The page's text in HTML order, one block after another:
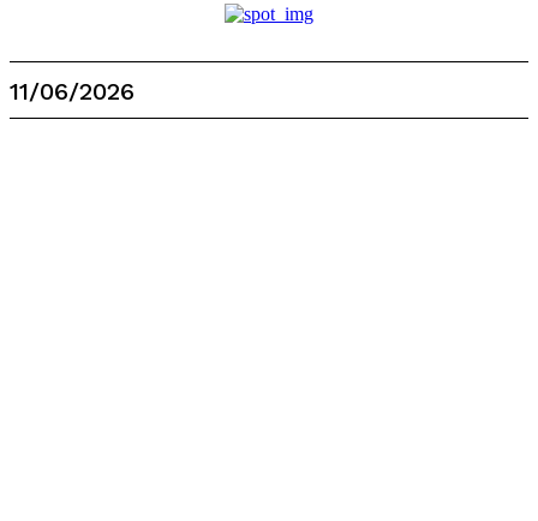
11/06/2026